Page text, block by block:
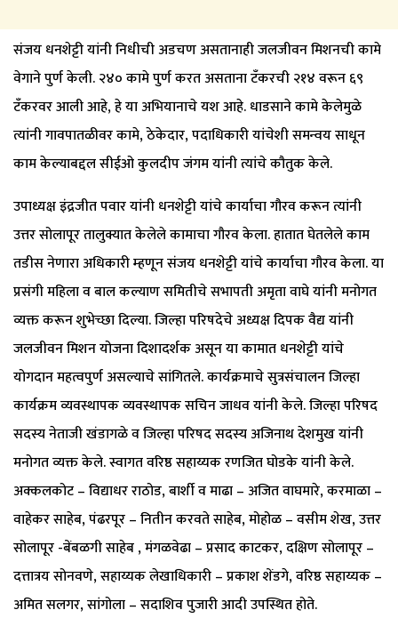
संजय धनशेट्टी यांनी निधीची अडचण असतानाही जलजीवन मिशनची कामे
वेगाने पुर्ण केली. २४० कामे पुर्ण करत असताना टॅंकरची २१४ वरून ६९
टॅंकरवर आली आहे, हे या अभियानाचे यश आहे. धाडसाने कामे केलेमुळे
त्यांनी गावपातळीवर कामे, ठेकेदार, पदाधिकारी यांचेशी समन्वय साधून
काम केल्याबद्दल सीईओ कुलदीप जंगम यांनी त्यांचे कौतुक केले.
उपाध्यक्ष इंद्रजीत पवार यांनी धनशेट्टी यांचे कार्याचा गौरव करून त्यांनी
उत्तर सोलापूर तालुक्यात केलेले कामाचा गौरव केला. हातात घेतलेले काम
तडीस नेणारा अधिकारी म्हणून संजय धनशेट्टी यांचे कार्याचा गौरव केला. या
प्रसंगी महिला व बाल कल्याण समितीचे सभापती अमृता वाघे यांनी मनोगत
व्यक्त करून शुभेच्छा दिल्या. जिल्हा परिषदेचे अध्यक्ष दिपक वैद्य यांनी
जलजीवन मिशन योजना दिशादर्शक असून या कामात धनशेट्टी यांचे
योगदान महत्वपुर्ण असल्याचे सांगितले. कार्यक्रमाचे सुत्रसंचालन जिल्हा
कार्यक्रम व्यवस्थापक व्यवस्थापक सचिन जाधव यांनी केले. जिल्हा परिषद
सदस्य नेताजी खंडागळे व जिल्हा परिषद सदस्य अजिनाथ देशमुख यांनी
मनोगत व्यक्त केले. स्वागत वरिष्ठ सहाय्यक रणजित घोडके यांनी केले.
अक्कलकोट – विद्याधर राठोड, बार्शी व माढा – अजित वाघमारे, करमाळा –
वाहेकर साहेब, पंढरपूर – नितीन करवते साहेब, मोहोळ – वसीम शेख, उत्तर
सोलापूर -बेंबळगी साहेब , मंगळवेढा – प्रसाद काटकर, दक्षिण सोलापूर –
दत्तात्रय सोनवणे, सहाय्यक लेखाधिकारी – प्रकाश शेंडगे, वरिष्ठ सहाय्यक –
अमित सलगर, सांगोला – सदाशिव पुजारी आदी उपस्थित होते.